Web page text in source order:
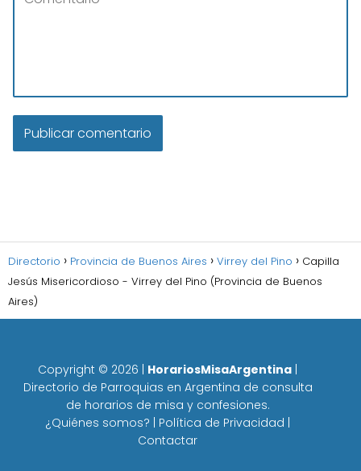
Directorio Provincia de Buenos Aires Virrey del Pino
Capilla
Jesús Misericordioso - Virrey del Pino (Provincia de Buenos
Aires)
Copyright © 2026 HorariosMisaArgentina
Directorio de Parroquias en Argentina de consulta
de horarios de misa y confesiones.
¿Quiénes somos?
Política de Privacidad
Contactar